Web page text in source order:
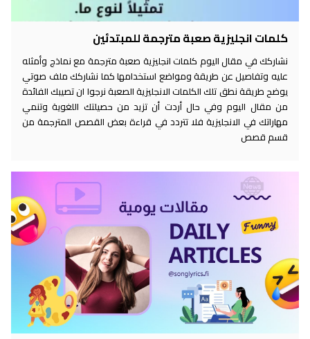
كلمات انجليزية صعبة مترجمة للمبتدئين
نشاركك في مقال اليوم كلمات انجليزية صعبة مترجمة مع نماذج وأمثله
عليه وتفاصيل عن طريقة ومواضع استخدامها كما نشاركك ملف صوتي
يوضح طريقة نطق تلك الكلمات الانجليزية الصعبة نرجوا ان تصيبك الفائدة
من مقال اليوم وفي حال أردت أن تزيد من حصيلتك اللغوية وتنمي
مهاراتك في الانجليزية فلا تتردد في قراءة بعض القصص المترجمة من
قسم قصص